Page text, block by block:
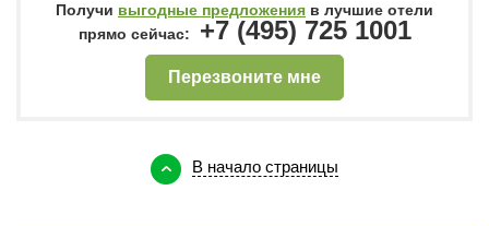
Получи выгодные предложения в лучшие отели
прямо сейчас:
+7 (495) 725 1001
Перезвоните мне
В начало страницы